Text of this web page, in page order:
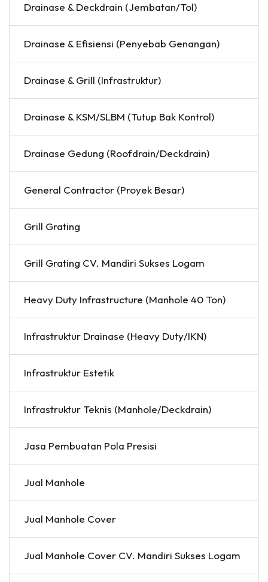
Drainase & Deckdrain (Jembatan/Tol)
Drainase & Efisiensi (Penyebab Genangan)
Drainase & Grill (Infrastruktur)
Drainase & KSM/SLBM (Tutup Bak Kontrol)
Drainase Gedung (Roofdrain/Deckdrain)
General Contractor (Proyek Besar)
Grill Grating
Grill Grating CV. Mandiri Sukses Logam
Heavy Duty Infrastructure (Manhole 40 Ton)
Infrastruktur Drainase (Heavy Duty/IKN)
Infrastruktur Estetik
Infrastruktur Teknis (Manhole/Deckdrain)
Jasa Pembuatan Pola Presisi
Jual Manhole
Jual Manhole Cover
Jual Manhole Cover CV. Mandiri Sukses Logam